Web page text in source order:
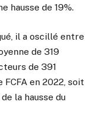
hausse de 19%.
il a oscillé entre
de 319
de 391
en 2022, soit
la hausse du